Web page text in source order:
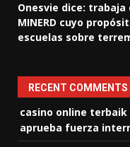
Onesvie dice:
MINERD cuyo
escuelas sobre
RECENT COMMENTS
casino online terbaik
aprueba fuerza